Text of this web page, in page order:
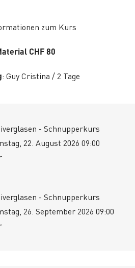
zum Kurs
CHF 80
: Guy Cristina / 2 Tage
- Schnupperkurs
22. August 2026 09:00
- Schnupperkurs
26. September 2026 09:00